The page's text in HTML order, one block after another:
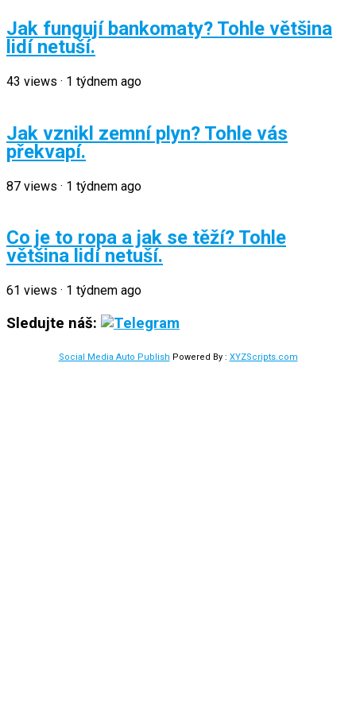
Jak fungují bankomaty? Tohle většina
lidí netuší.
43 views · 1 týdnem ago
Jak vznikl zemní plyn? Tohle vás
překvapí.
87 views · 1 týdnem ago
Co je to ropa a jak se těží? Tohle
většina lidí netuší.
61 views · 1 týdnem ago
Sledujte náš:
Social Media Auto Publish Powered By : XYZScripts.com